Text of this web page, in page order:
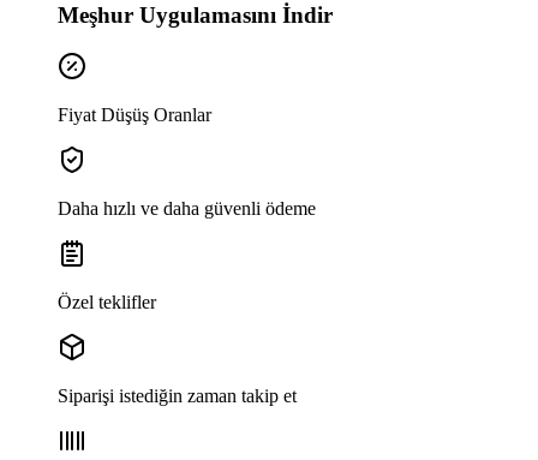
Meşhur Uygulamasını İndir
Fiyat Düşüş Oranlar
Daha hızlı ve daha güvenli ödeme
Özel teklifler
Siparişi istediğin zaman takip et